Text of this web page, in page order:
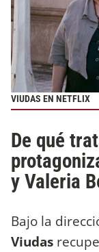
VIUDAS EN NETFLIX
De qué
y Valeria
Bajo la
Viudas